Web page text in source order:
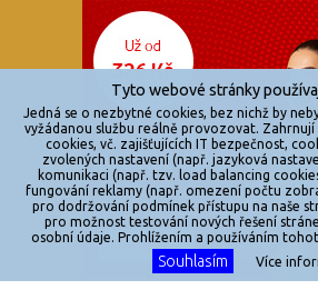
© 2026
zkouknoutfilm.cz
Všechna práva
Powered by
Reklama
Sítě
Redakce
Jakékoliv užití obsahu je bez souhlasu
Tyto webové stránky
Jedná se o nezbytné cookies, bez nichž by
vyžádanou službu reálně provozovat.
cookies, vč. zajišťujících IT bezpečnost,
zvolených nastavení (např. jazyková
komunikaci (např. tzv. load balancing
fungování reklamy (např. omezení počtu
pro dodržování podmínek přístupu na naše
pro možnost testování nových řešení
osobní údaje. Prohlížením a používáním
Souhlasím Více